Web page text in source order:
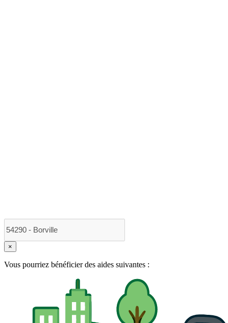
×
Vous pourriez bénéficier des aides suivantes :